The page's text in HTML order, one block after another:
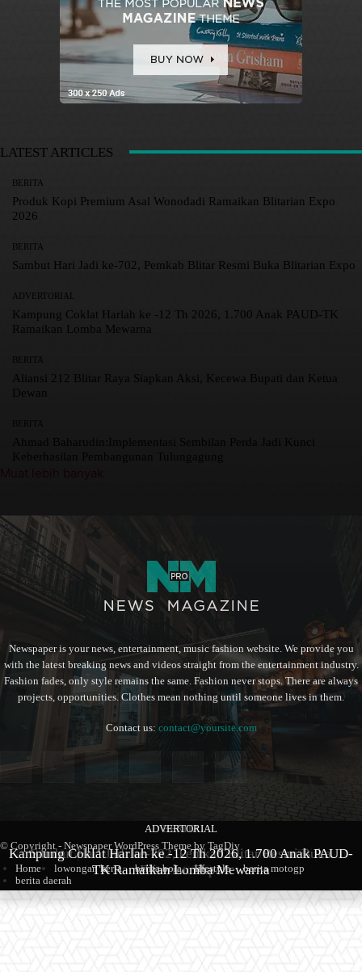
BERITA
Produk Kopi Premium Asal Wonodadi Ramaikan Blitarian
Expo 2026
BERITA
Sambut Hari Jadi ke-702, Pemkab Blitar Resmi Buka
Blitarian Expo
ADVERTORIAL
Kampung Coklat Harlah ke -12 Th 2026, 1.700 Anak PAUD-
TK Ramaikan Lomba Mewarna
LATEST ARTICLES
BERITA
Produk Kopi Premium Asal Wonodadi Ramaikan Blitarian Expo
2026
BERITA
Sambut Hari Jadi ke-702, Pemkab Blitar Resmi Buka Blitarian Expo
ADVERTORIAL
Kampung Coklat Harlah ke -12 Th 2026, 1.700 Anak PAUD-TK
Ramaikan Lomba Mewarna
BERITA
Aliansi 212 Blitar Raya Siapkan Aksi, Kecewa Bupati dan Ketua
Dewan
BERITA
Newspaper is your news, entertainment, music fashion website. We provide you
with the latest breaking news and videos straight from the entertainment industry.
Fashion fades, only style remains the same. Fashion never stops. There are always
projects, opportunities. Clothes mean nothing until someone lives in them.
Contact us: contact@yoursite.com
© Copyright - Newspaper WordPress Theme by TagDiv
Home
lowongan kerja berita bola lifestyle
berita motogp
berita daerah